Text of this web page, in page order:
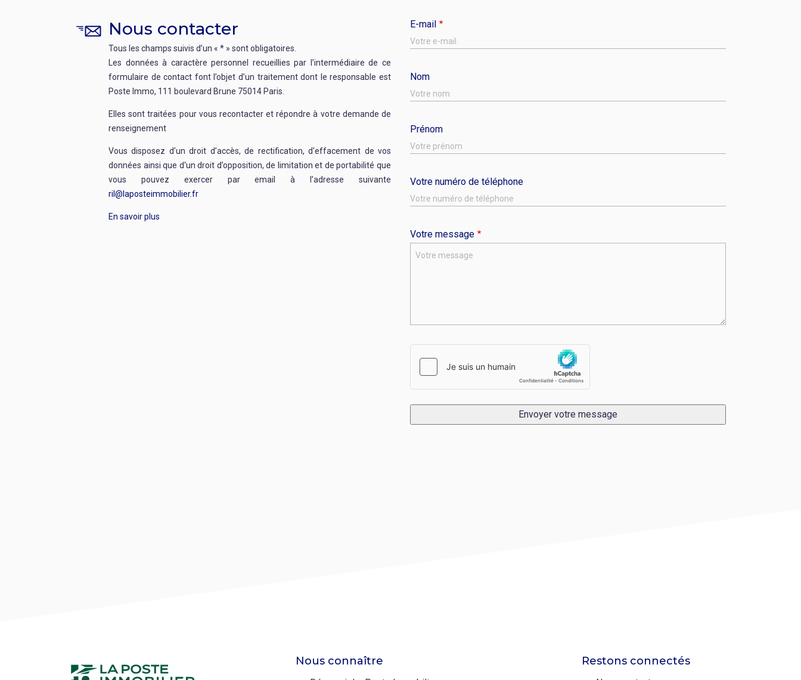
Nous contacter
Tous les champs suivis d’un « * » sont obligatoires.
Les données à caractère personnel recueillies par l’intermédiaire de ce
formulaire de contact font l’objet d’un traitement dont le responsable est
Poste Immo, 111 boulevard Brune 75014 Paris.
Elles sont traitées pour vous recontacter et répondre à votre demande de
renseignement
Vous disposez d’un droit d’accès, de rectification, d'effacement de vos
données ainsi que d'un droit d’opposition, de limitation et de portabilité que
vous pouvez exercer par email à l’adresse suivante
ril@laposteimmobilier.fr
En savoir plus
E-mail
Nom
Prénom
Votre numéro de téléphone
Votre message
Envoyer votre message
Nous connaître Restons connectés